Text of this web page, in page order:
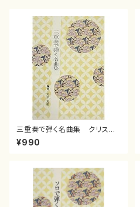
三重奏で弾く名曲集 クリスマ
スメドレー( 箏2/大平光美 編
曲/楽譜）
¥990